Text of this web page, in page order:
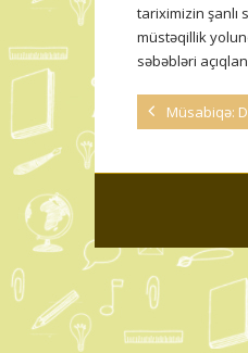
tariximizin şanlı
müstəqillik
səbəbləri
Müsabiqə: